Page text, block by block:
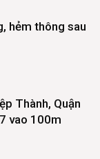
hẻm thông sau
Thành, Quận
vao 100m